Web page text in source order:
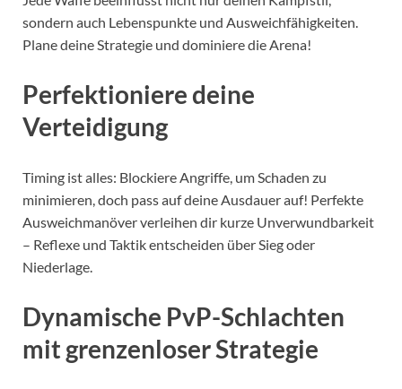
sondern auch Lebenspunkte und Ausweichfähigkeiten.
Plane deine Strategie und dominiere die Arena!
Perfektioniere deine
Verteidigung
Timing ist alles: Blockiere Angriffe, um Schaden zu
minimieren, doch pass auf deine Ausdauer auf! Perfekte
Ausweichmanöver verleihen dir kurze Unverwundbarkeit
– Reflexe und Taktik entscheiden über Sieg oder
Niederlage.
Dynamische PvP-Schlachten
mit grenzenloser Strategie